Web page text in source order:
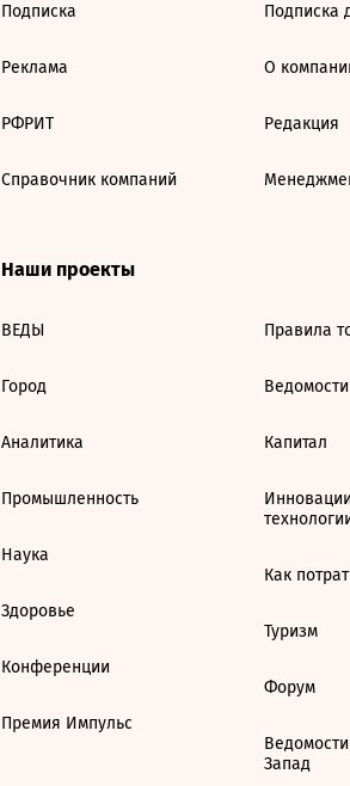
Подписка
Реклама
РФРИТ
Справочник компаний
Подписка
О
Редакция
Наши проекты
ВЕДЫ
Город
Аналитика
Промышленность
Наука
Здоровье
Конференции
Премия Импульс
Правила
Капитал
Как
Туризм
Форум
Запад